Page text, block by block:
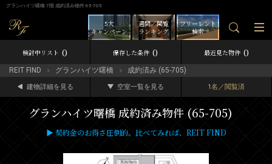
グランハイツ曙橋 7階 成約済み物件 65-705
フリーレント
検索
週間／閲覧
ランキング
5大
キャンペーン
検討中リスト 0 保存した条件 0 最近見た物件 0
REIT FIND グランハイツ曙橋 成約済み (65-705)
建物詳細を見る 空室一覧を見る 1名／閲覧済
グランハイツ曙橋 成約済み物件 (65-705)
▶ 契約金のお得さ圧倒的。比べてみれば、REIT FIND